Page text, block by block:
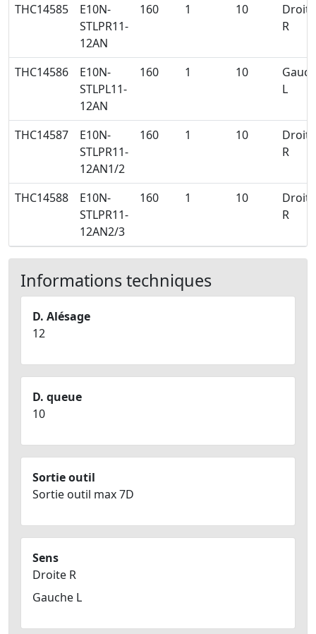
THC14585
E10N-
STLPR11-
12AN
160 1 10
Droite
R
THC14586
E10N-
STLPL11-
12AN
160 1 10
L
THC14587
E10N-
STLPR11-
12AN1/2
160 1 10
Droite
R
THC14588
E10N-
STLPR11-
12AN2/3
160 1 10
Droite
R
Informations techniques
D. Alésage
12
D. queue
10
Sortie outil
Sortie outil max 7D
Sens
Droite R
Gauche L